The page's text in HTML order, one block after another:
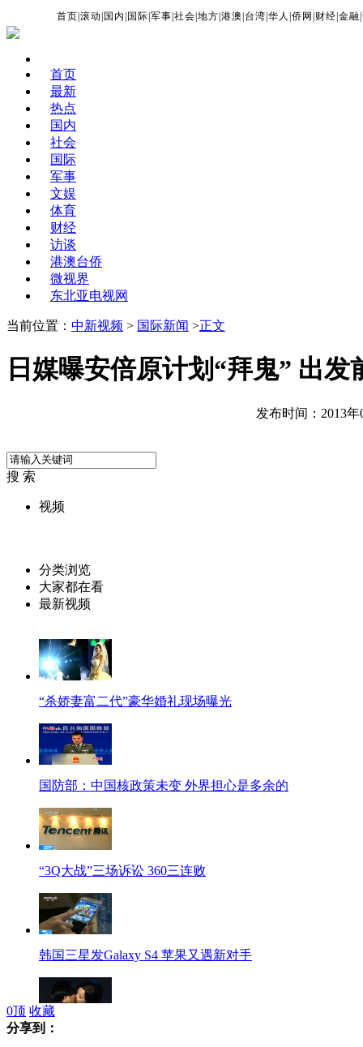
首页 |滚动 国内 国际 |军事 |社会 |地方 |港澳 台湾 |华人 |侨网 财经 |金融 |
首页
最新
热点
国内
社会
国际
军事
文娱
体育
财经
访谈
港澳台侨
微视界
东北亚电视网
当前位置： 中新视频 > 国际新闻 >正文
日媒曝安倍原计划“拜鬼” 出发
发布时间：2013年
搜 索
视频
分类浏览
大家都在看
最新视频
“杀娇妻富二代”豪华婚礼现场曝光
国防部：中国核政策未变 外界担心是多余的
“3Q大战”三场诉讼 360三连败
韩国三星发Galaxy S4 苹果又遇新对手
实拍刘晓庆嘴对嘴激吻女导演
0顶 收藏
分享到：